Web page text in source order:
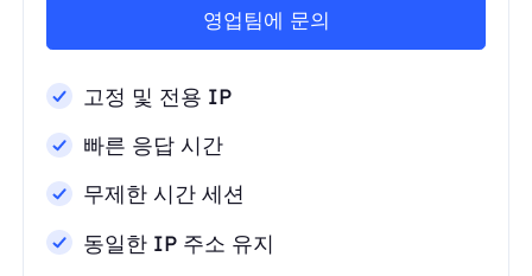
영업팀에 문의
고정 및 전용 IP
빠른 응답 시간
무제한 시간 세션
동일한 IP 주소 유지